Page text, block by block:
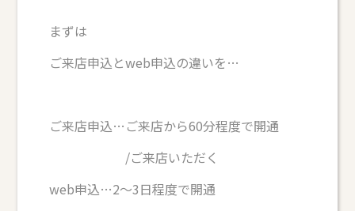
まずは
ご来店申込とweb申込の違いを…
ご来店申込…ご来店から60分程度で開通
/ご来店いただく
web申込…2～3日程度で開通